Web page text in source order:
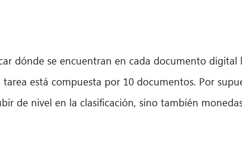
dónde se encuentran en cada documento digital
está compuesta por 10 documentos. Por
de nivel en la clasificación, sino también